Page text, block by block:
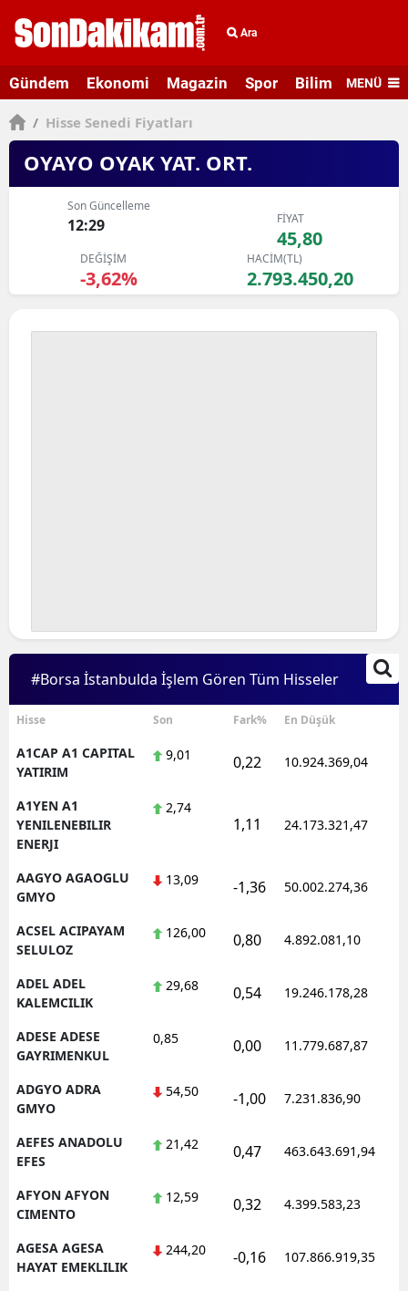
Ara
Gündem Ekonomi Magazin Spor Bilim veMENÜ
/ Hisse Senedi Fiyatları
OYAYO OYAK YAT. ORT.
Son Güncelleme
12:29 FİYAT
45,80
DEĞİŞİM
-3,62%
HACİM(TL)
2.793.450,20
#Borsa İstanbulda İşlem Gören Tüm Hisseler
Hisse Son Fark% En Düşük
A1CAP A1 CAPITAL
YATIRIM
9,01 0,22 10.924.369,04
A1YEN A1
YENILENEBILIR
ENERJI
2,74
1,11 24.173.321,47
AAGYO AGAOGLU
GMYO
13,09 -1,36 50.002.274,36
ACSEL ACIPAYAM
SELULOZ
126,00 0,80 4.892.081,10
ADEL ADEL
KALEMCILIK
29,68 0,54 19.246.178,28
ADESE ADESE
GAYRIMENKUL
0,85 0,00 11.779.687,87
ADGYO ADRA
GMYO
54,50 -1,00 7.231.836,90
AEFES ANADOLU
EFES
21,42 0,47 463.643.691,94
AFYON AFYON
CIMENTO
12,59 0,32 4.399.583,23
AGESA AGESA
HAYAT EMEKLILIK
244,20 -0,16 107.866.919,35